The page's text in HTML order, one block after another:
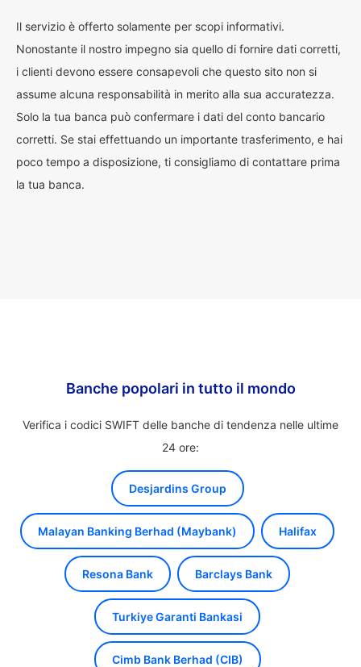
Il servizio è offerto solamente per scopi informativi.
Nonostante il nostro impegno sia quello di fornire dati corretti,
i clienti devono essere consapevoli che questo sito non si
assume alcuna responsabilità in merito alla sua accuratezza.
Solo la tua banca può confermare i dati del conto bancario
corretti. Se stai effettuando un importante trasferimento, e hai
poco tempo a disposizione, ti consigliamo di contattare prima
la tua banca.
Banche popolari in tutto il mondo
Verifica i codici SWIFT delle banche di tendenza nelle ultime
24 ore:
Desjardins Group
Malayan Banking Berhad (Maybank) Halifax
Resona Bank Barclays Bank
Turkiye Garanti Bankasi
Cimb Bank Berhad (CIB)